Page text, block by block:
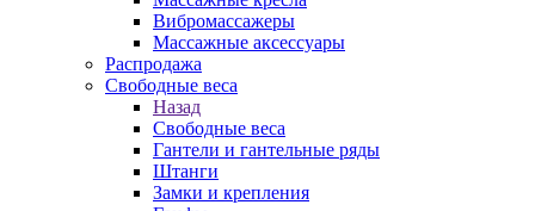
Вибромассажеры
Массажные аксессуары
Распродажа
Свободные веса
Назад
Свободные веса
Гантели и гантельные ряды
Штанги
Замки и крепления